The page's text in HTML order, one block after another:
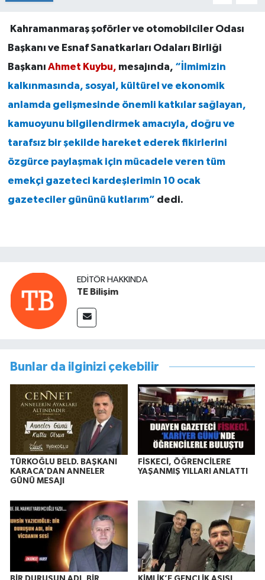
Kahramanmaraş şoförler ve otomobilciler Odası
Başkanı ve Esnaf Sanatkarları Odaları Birliği
Başkanı Ahmet Kuybu, mesajında, “İlmimizin
kalkınmasında, sosyal, kültürel ve ekonomik
anlamda gelişmesinde önemli katkılar sağlayan,
kamuoyunu bilgilendirmek amacıyla, doğru ve
tarafsız bir şekilde hareket ederek fikirlerini
özgürce paylaşmak için mücadele veren tüm
emekçi gazeteci kardeşlerimin 10 ocak
gazeteciler gününü kutlarım” dedi.
EDITÖR HAKKINDA
TE Bilişim
Bunlar da ilginizi çekebilir
TÜRKOĞLU BELD. BAŞKANI
KARACA’DAN ANNELER
GÜNÜ MESAJI
FİSKECİ, ÖĞRENCİLERE
YAŞANMIŞ YILLARI ANLATTI